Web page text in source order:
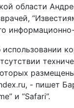
области
- пишет
и “Safari”.